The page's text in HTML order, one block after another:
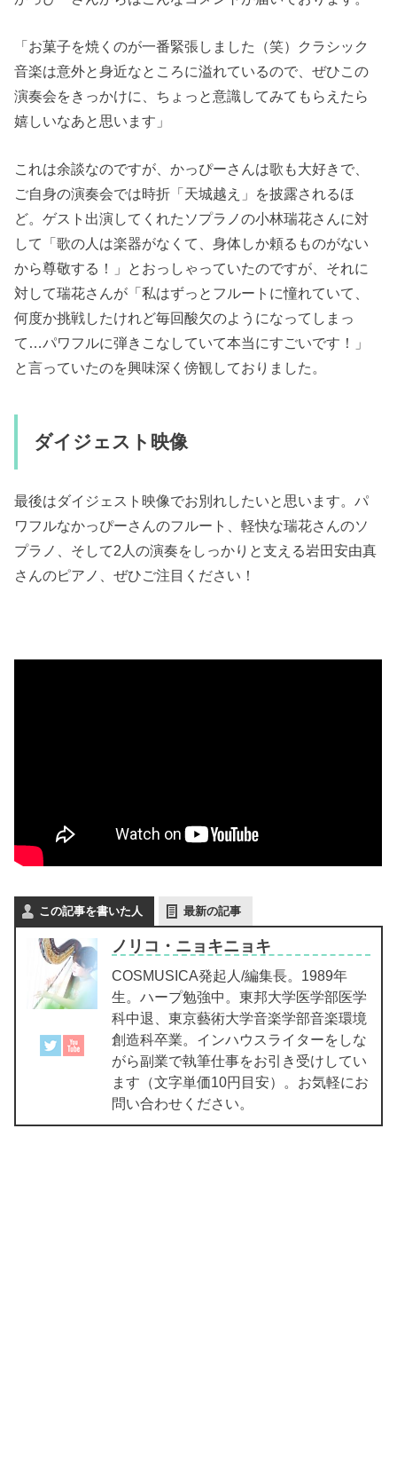
「お菓子を焼くのが一番緊張しました（笑）クラシック
音楽は意外と身近なところに溢れているので、ぜひこの
演奏会をきっかけに、ちょっと意識してみてもらえたら
嬉しいなあと思います」
これは余談なのですが、かっぴーさんは歌も大好きで、
ご自身の演奏会では時折「天城越え」を披露されるほ
ど。ゲスト出演してくれたソプラノの小林瑞花さんに対
して「歌の人は楽器がなくて、身体しか頼るものがない
から尊敬する！」とおっしゃっていたのですが、それに
対して瑞花さんが「私はずっとフルートに憧れていて、
何度か挑戦したけれど毎回酸欠のようになってしまっ
て…パワフルに弾きこなしていて本当にすごいです！」
と言っていたのを興味深く傍観しておりました。
ダイジェスト映像
最後はダイジェスト映像でお別れしたいと思います。パ
ワフルなかっぴーさんのフルート、軽快な瑞花さんのソ
プラノ、そして2人の演奏をしっかりと支える岩田安由真
さんのピアノ、ぜひご注目ください！
この記事を書いた人 最新の記事
ノリコ・ニョキニョキ
COSMUSICA発起人/編集長。1989年
生。ハープ勉強中。東邦大学医学部医学
科中退、東京藝術大学音楽学部音楽環境
創造科卒業。インハウスライターをしな
がら副業で執筆仕事をお引き受けしてい
ます（文字単価10円目安）。お気軽にお
問い合わせください。